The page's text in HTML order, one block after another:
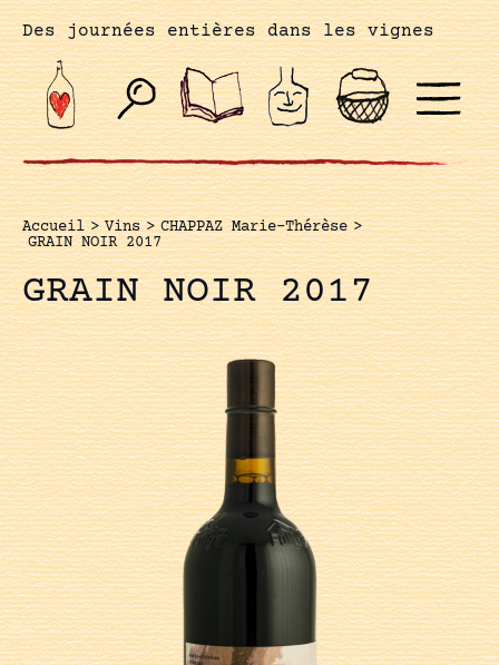
Des journées entières dans les vignes
Accueil > Vins > CHAPPAZ Marie-Thérèse >
GRAIN NOIR 2017
GRAIN NOIR 2017